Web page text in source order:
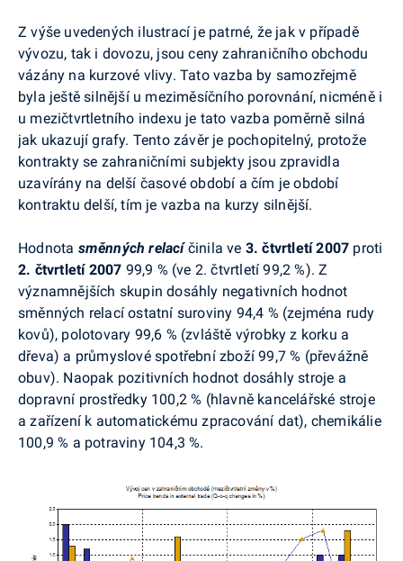
Z výše uvedených ilustrací je patrné, že jak v případě
vývozu, tak i dovozu, jsou ceny zahraničního obchodu
vázány na kurzové vlivy. Tato vazba by samozřejmě
byla ještě silnější u meziměsíčního porovnání, nicméně i
u mezičtvrtletního indexu je tato vazba poměrně silná
jak ukazují grafy. Tento závěr je pochopitelný, protože
kontrakty se zahraničními subjekty jsou zpravidla
uzavírány na delší časové období a čím je období
kontraktu delší, tím je vazba na kurzy silnější.
Hodnota směnných relacíčinila ve 3. čtvrtletí 2007 proti
2. čtvrtletí 2007 99,9 % (ve 2. čtvrtletí 99,2 %). Z
významnějších skupin dosáhly negativních hodnot
směnných relací ostatní suroviny 94,4 % (zejména rudy
kovů), polotovary 99,6 % (zvláště výrobky z korku a
dřeva) a průmyslové spotřební zboží 99,7 % (převážně
obuv). Naopak pozitivních hodnot dosáhly stroje a
dopravní prostředky 100,2 % (hlavně kancelářské stroje
a zařízení k automatickému zpracování dat), chemikálie
100,9 % a potraviny 104,3 %.